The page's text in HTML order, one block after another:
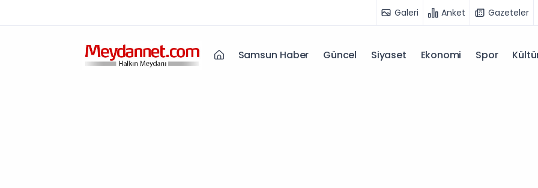
Galeri Anket Gazeteler
Samsun Haber Güncel Siyaset Ekonomi Spor